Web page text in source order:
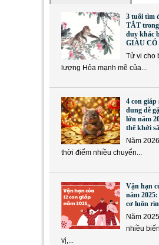
3 tuổi tìm
TẮT
duy khác
GIÀU CÓ
Tử vi cho
lượng Hỏa mạnh mẽ của...
4 con giáp
dung dễ
lớn năm
thể khởi
Năm
thời điểm nhiều chuyển...
Vận hạn
năm
cơ luôn
Năm
nhiều
vị,...